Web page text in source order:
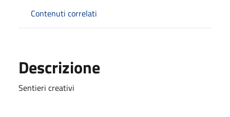
Contenuti correlati
Descrizione
Sentieri creativi